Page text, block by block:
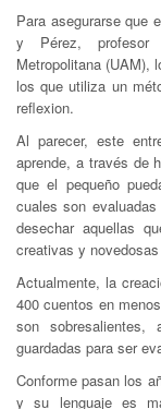
Para asegurarse que
y Pérez, profesor
Metropolitana (UAM),
los que utiliza un
reflexion.
Al parecer, este
aprende, a través de
que el pequeño
cuales son
desechar aquellas
creativas y
Actualmente, la
400 cuentos en
son
guardadas para ser
Conforme pasan los
y su lenguaje es